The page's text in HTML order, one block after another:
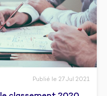
Publié le 27 Jul 2021